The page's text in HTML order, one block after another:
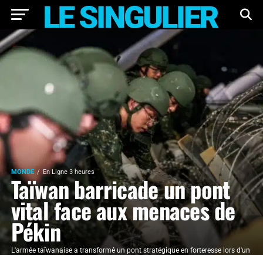
MONDE En Ligne 3 heures
Taïwan barricade un pont
vital face aux menaces de
Pékin
L'armée taïwanaise a transformé un pont stratégique en forteresse lors d'un